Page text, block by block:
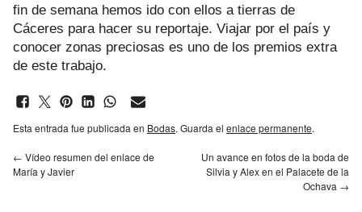
fin de semana hemos ido con ellos a tierras de
Cáceres para hacer su reportaje. Viajar por el país y
conocer zonas preciosas es uno de los premios extra
de este trabajo.
Esta entrada fue publicada en Bodas. Guarda el enlace permanente.
← Vídeo resumen del enlace de
María y Javier
Un avance en fotos de la boda de
Silvia y Alex en el Palacete de la
Ochava →